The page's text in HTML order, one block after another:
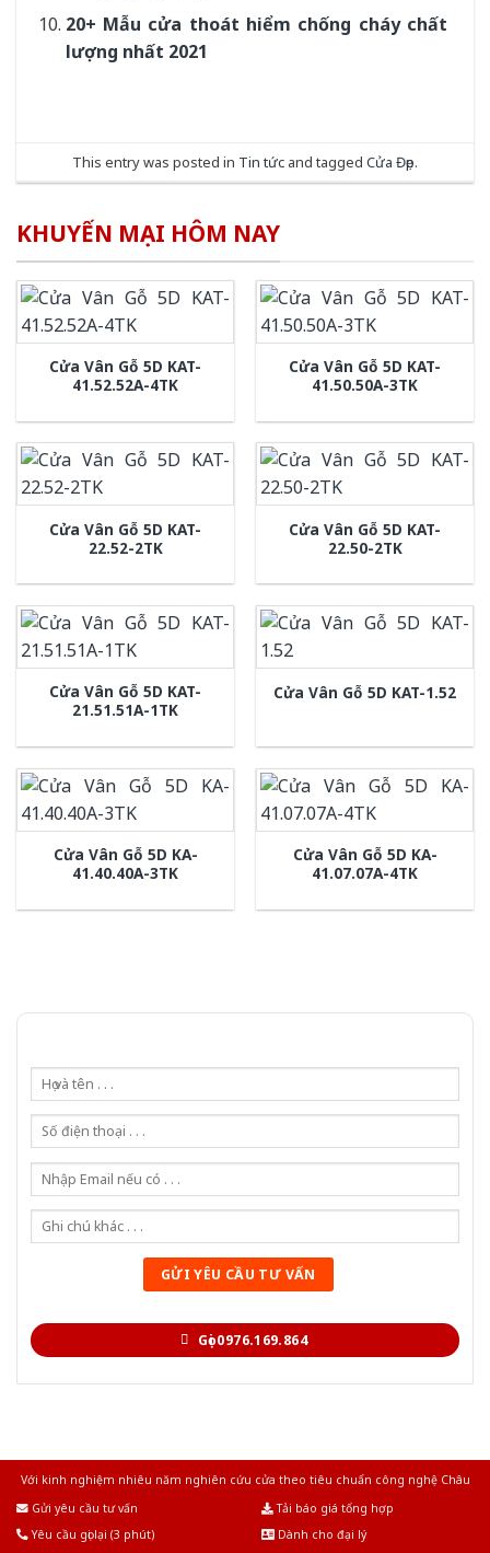
20+ Mẫu cửa thoát hiểm chống cháy chất
lượng nhất 2021
This entry was posted in Tin tức and tagged Cửa Đẹp.
KHUYẾN MẠI HÔM NAY
Cửa Vân Gỗ 5D KAT-
41.52.52A-4TK
Cửa Vân Gỗ 5D KAT-
41.50.50A-3TK
Cửa Vân Gỗ 5D KAT-
22.52-2TK
Cửa Vân Gỗ 5D KAT-
22.50-2TK
Cửa Vân Gỗ 5D KAT-
21.51.51A-1TK
Cửa Vân Gỗ 5D KAT-1.52
Cửa Vân Gỗ 5D KA-
41.40.40A-3TK
Cửa Vân Gỗ 5D KA-
41.07.07A-4TK
Gọi 0976.169.864
Với kinh nghiệm nhiêu năm nghiên cứu cửa theo tiêu chuẩn công nghệ Châu
Gửi yêu cầu tư vấn
Tải báo giá tổng hợp
Yêu cầu gọi lại (3 phút)
Dành cho đại lý